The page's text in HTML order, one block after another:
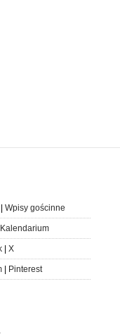
Wpisy gościnne
Kalendarium
| X
| Pinterest